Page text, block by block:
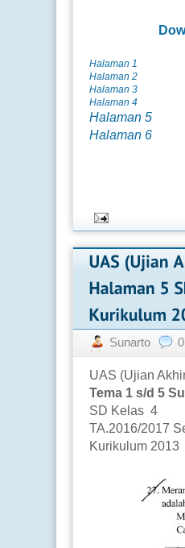
Halaman 1
Halaman 2
Halaman 3
Halaman 4
Halaman 5
Halaman 6
Sunarto 0
UAS (Ujian
Tema 1 s/d 5
SD Kelas 4
TA.2016/2017
Kurikulum 2013